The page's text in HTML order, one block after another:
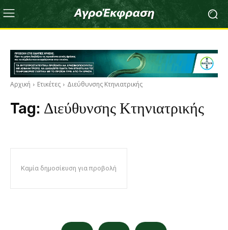
Αρχική Ετικέτες Διεύθυνσης Κτηνιατρικής
Tag: Διεύθυνσης Κτηνιατρικής
Καμία δημοσίευση για προβολή